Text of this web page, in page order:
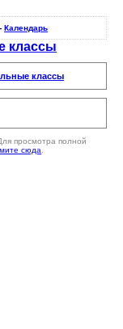
- Календарь
классы
классы
просмотра полной
сюда